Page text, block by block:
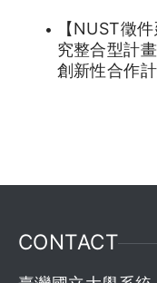
【NUST徵
究整合型計
創新性合作
CONTACT